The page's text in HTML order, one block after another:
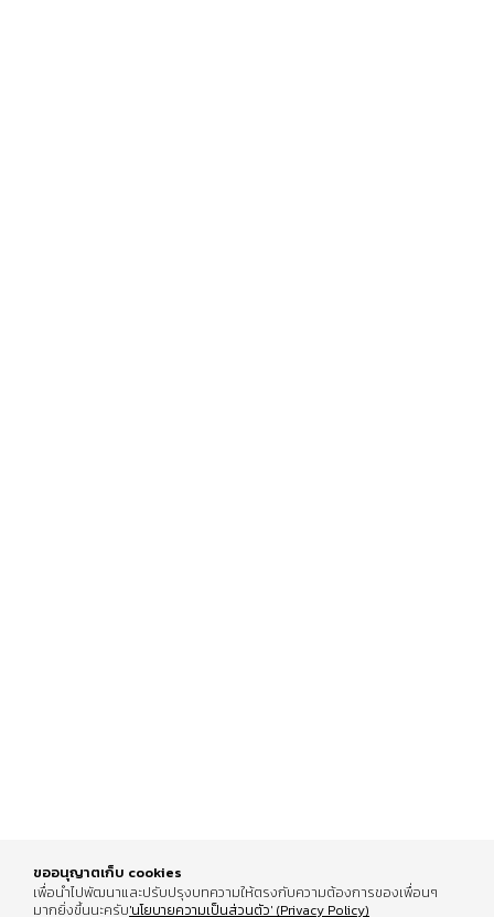
ขออนุญาตเก็บ cookies
เพื่อนำไปพัฒนาและปรับปรุงบทความให้ตรงกับความต้องการของเพื่อนๆ
มากยิ่งขึ้นนะครับ'นโยบายความเป็นส่วนตัว' (Privacy Policy)